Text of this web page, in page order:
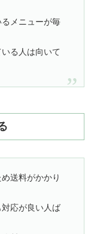
メニューが毎
る人は向いて
送料がかかり
応が良い人ば